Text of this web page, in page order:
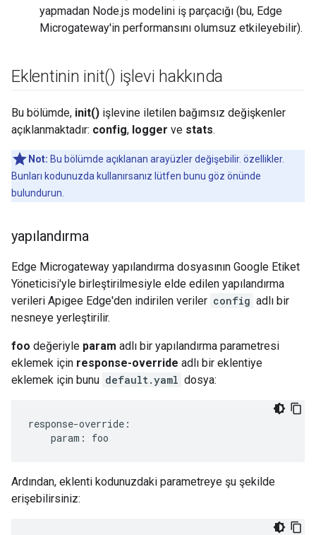
yapmadan Node.js modelini iş parçacığı (bu, Edge
Microgateway'in performansını olumsuz etkileyebilir).
Eklentinin init() işlevi hakkında
Bu bölümde, init() işlevine iletilen bağımsız değişkenler
açıklanmaktadır: config, logger ve stats.
Not: Bu bölümde açıklanan arayüzler değişebilir. özellikler.
Bunları kodunuzda kullanırsanız lütfen bunu göz önünde
bulundurun.
yapılandırma
Edge Microgateway yapılandırma dosyasının Google Etiket
Yöneticisi'yle birleştirilmesiyle elde edilen yapılandırma
verileri Apigee Edge'den indirilen veriler config adlı bir
nesneye yerleştirilir.
foo değeriyle param adlı bir yapılandırma parametresi
eklemek için response-override adlı bir eklentiye
eklemek için bunu default.yaml dosya:
response-override:
    param: foo
Ardından, eklenti kodunuzdaki parametreye şu şekilde
erişebilirsiniz: